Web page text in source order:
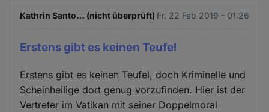
Kathrin Santo… (nicht überprüft) Fr. 22 Feb 2019 - 01:26
Erstens gibt es keinen Teufel
Erstens gibt es keinen Teufel, doch Kriminelle und
Scheinheilige dort genug vorzufinden. Hier ist der
Vertreter im Vatikan mit seiner Doppelmoral